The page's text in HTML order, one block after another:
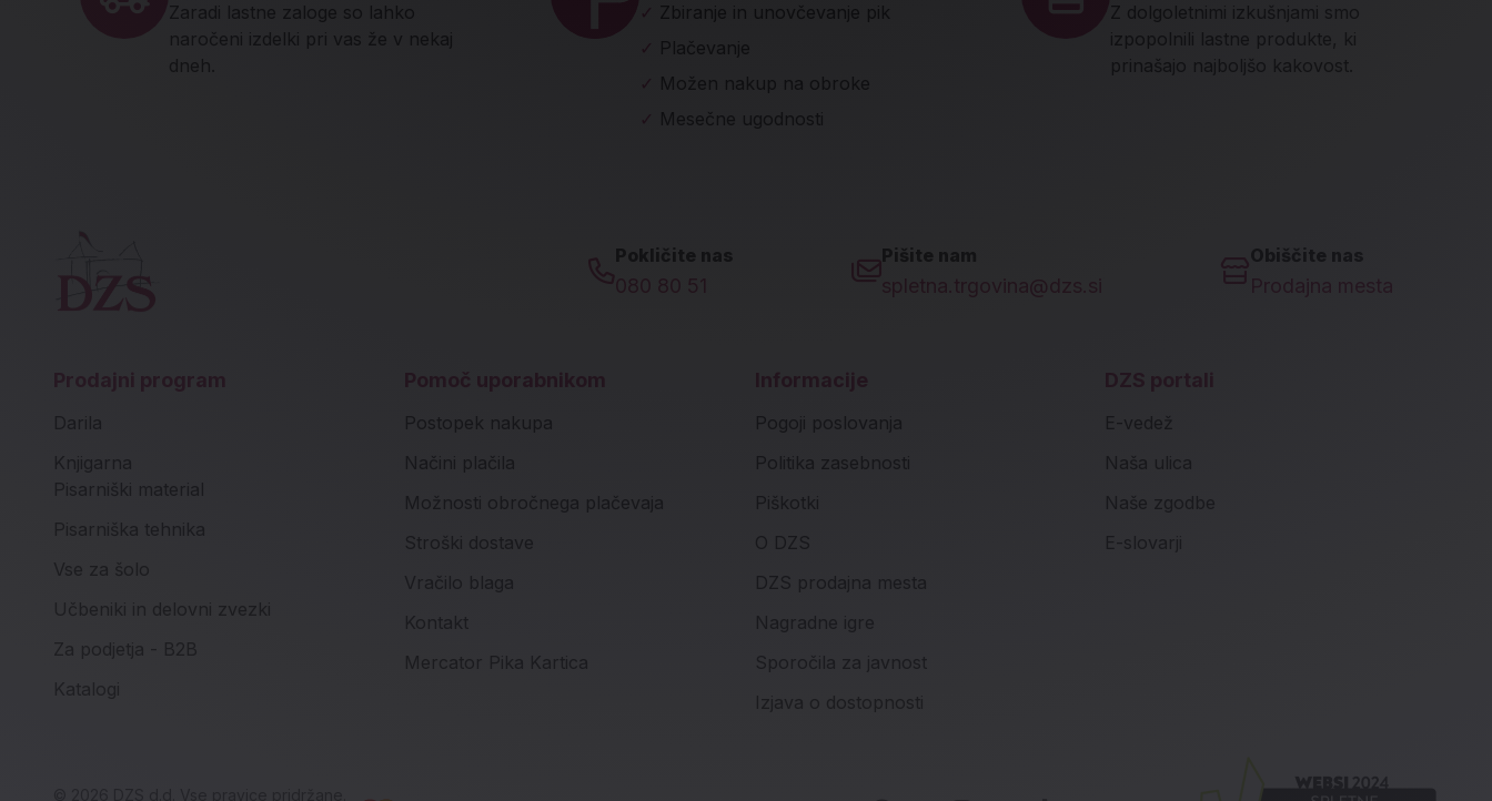
Zaradi lastne zaloge so lahko
naročeni izdelki pri vas že v nekaj
dneh.
✓
Zbiranje in unovčevanje pik
✓
Plačevanje
✓
Možen nakup na obroke
✓
Mesečne ugodnosti
Z dolgoletnimi izkušnjami smo
izpopolnili lastne produkte, ki
prinašajo najboljšo kakovost.
Pokličite nas
080 80 51
Pišite nam
spletna.trgovina@dzs.si
Obiščite nas
Prodajna mesta
Prodajni program
Darila
Knjigarna
Pisarniški material
Pisarniška tehnika
Vse za šolo
Učbeniki in delovni zvezki
Za podjetja - B2B
Katalogi
Pomoč uporabnikom
Postopek nakupa
Načini plačila
Možnosti obročnega plačevaja
Stroški dostave
Vračilo blaga
Kontakt
Mercator Pika Kartica
Pogoji poslovanja
Politika zasebnosti
Piškotki
O DZS
DZS prodajna mesta
Nagradne igre
Sporočila za javnost
Izjava o dostopnosti
DZS portali
E-vedež
Naša ulica
Naše zgodbe
E-slovarji